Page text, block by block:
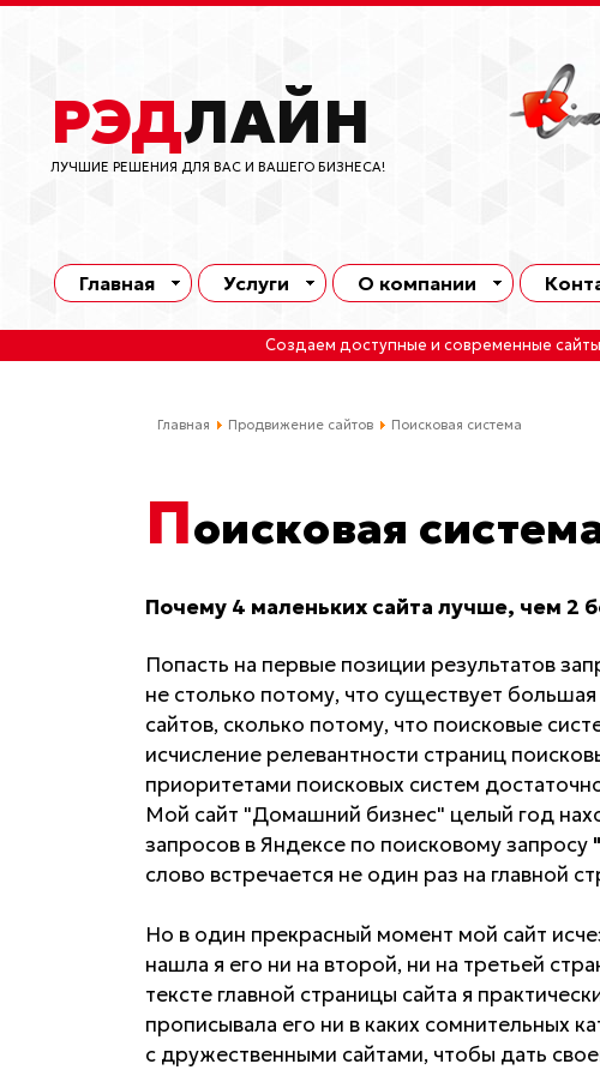
РЭДЛАЙН
ЛУЧШИЕ РЕШЕНИЯ ДЛЯ ВАС И ВАШЕГО БИЗНЕСА!
Главная Услуги О компании
Создаем доступные и современные сайты
Главная Продвижение сайтов Поисковая система
Поисковая
Почему 4 маленьких сайта лучше, чем 2
Попасть на первые позиции результатов
не столько потому, что существует
сайтов, сколько потому, что поисковые
исчисление релевантности страниц
приоритетами поисковых систем
Мой сайт "Домашний бизнес" целый год
запросов в Яндексе по поисковому запросу
слово встречается не один раз на главной
Но в один прекрасный момент мой сайт
нашла я его ни на второй, ни на третьей
тексте главной страницы сайта я
прописывала его ни в каких сомнительных
с дружественными сайтами, чтобы дать